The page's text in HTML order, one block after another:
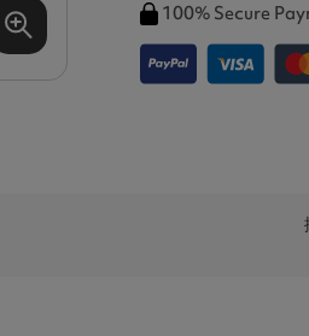
100% Secure